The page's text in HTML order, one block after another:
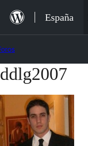
contenido
España
Saltar
contenido
ddlg2007